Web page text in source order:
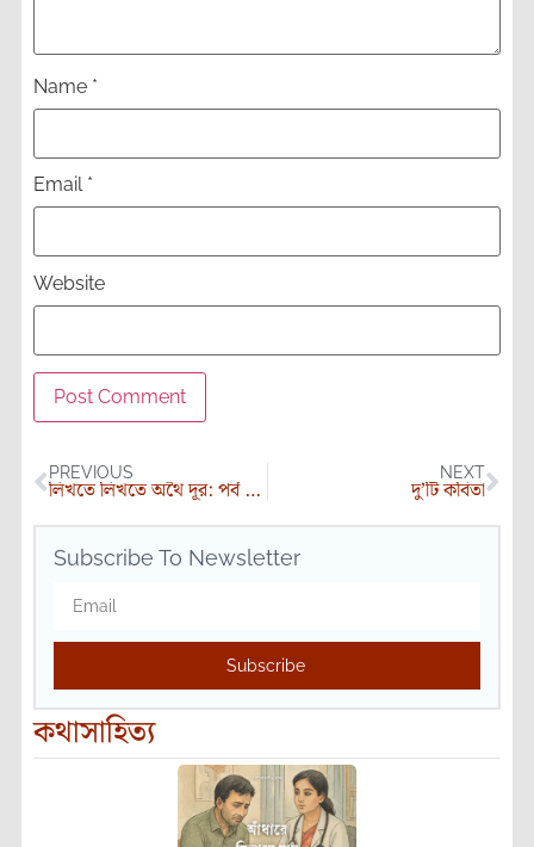
Name *
Email *
Website
PREVIOUS
লিখতে লিখতে অথৈ দূর: পর্ব ১ – সম্পাদকের পোস্টকার্ড
NEXT
দু’টি কবিতা
Subscribe To Newsletter
Subscribe
কথাসাহিত্য